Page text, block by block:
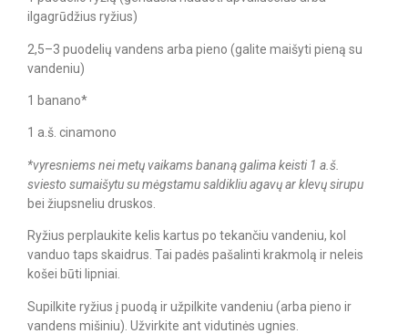
ilgagrūdžius ryžius)
2,5–3 puodelių vandens arba pieno (galite maišyti pieną su
vandeniu)
1 banano*
1 a.š. cinamono
*vyresniems nei metų vaikams bananą galima keisti 1 a.š.
sviesto sumaišytu su mėgstamu saldikliu agavų ar klevų sirupu
bei žiupsneliu druskos.
Ryžius perplaukite kelis kartus po tekančiu vandeniu, kol
vanduo taps skaidrus. Tai padės pašalinti krakmolą ir neleis
košei būti lipniai.
Supilkite ryžius į puodą ir užpilkite vandeniu (arba pieno ir
vandens mišiniu). Užvirkite ant vidutinės ugnies.